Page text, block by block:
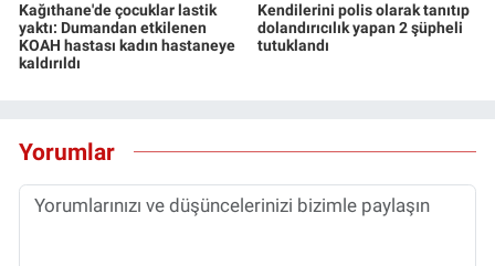
Kağıthane'de çocuklar lastik
yaktı: Dumandan etkilenen
KOAH hastası kadın hastaneye
kaldırıldı
Kendilerini polis olarak tanıtıp
dolandırıcılık yapan 2 şüpheli
tutuklandı
Yorumlar